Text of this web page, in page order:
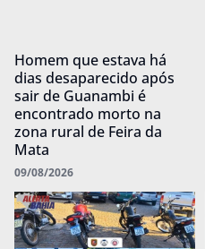
Homem que estava há
dias desaparecido após
sair de Guanambi é
encontrado morto na
zona rural de Feira da
Mata
09/08/2026